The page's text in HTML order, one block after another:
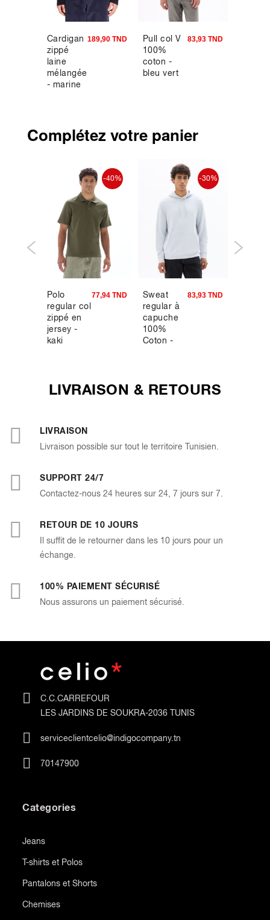
Cardigan
zippé
laine
mélangée
- marine
189,90 TND
Pull col V
100%
coton -
bleu vert
83,93 TND
Complétez votre panier
-40%
Polo
regular col
zippé en
jersey -
kaki
77,94 TND
-30%
Sweat
regular à
capuche
100%
Coton -
83,93 TND
LIVRAISON & RETOURS
LIVRAISON
Livraison possible sur tout le territoire Tunisien.
SUPPORT 24/7
Contactez-nous 24 heures sur 24, 7 jours sur 7.
RETOUR DE 10 JOURS
Il suffit de le retourner dans les 10 jours pour un
échange.
100% PAIEMENT SÉCURISÉ
Nous assurons un paiement sécurisé.
C.C.CARREFOUR
LES JARDINS DE SOUKRA-2036 TUNIS
serviceclientcelio@indigocompany.tn
70147900
Categories
Jeans
T-shirts et Polos
Pantalons et Shorts
Chemises